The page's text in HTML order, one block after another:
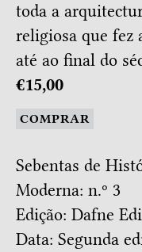
toda a
religiosa que fez
até ao final do
€15,00
COMPRAR
Sebentas de
Moderna: n.º 3
Edição: Dafne
Data: Segunda